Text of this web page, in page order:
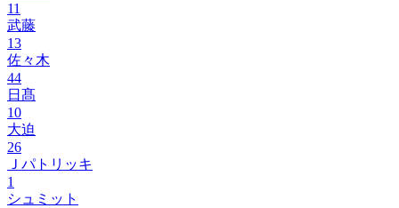
11
武藤
13
佐々木
44
日髙
10
大迫
26
Ｊパトリッキ
1
シュミット